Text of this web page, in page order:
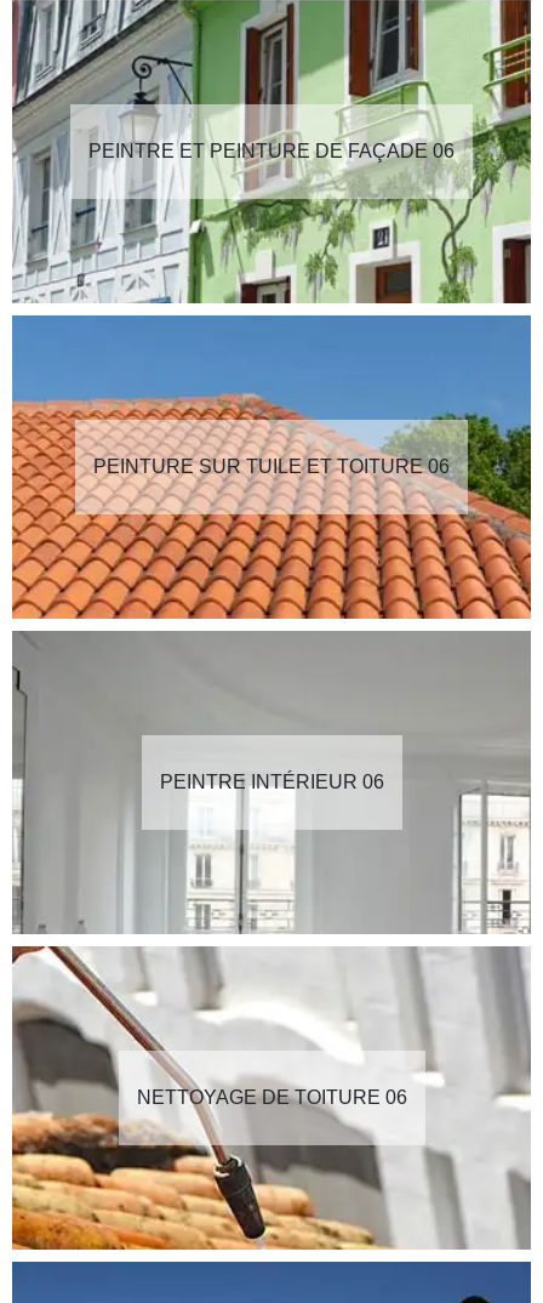
PEINTRE ET PEINTURE DE FAÇADE 06
PEINTURE SUR TUILE ET TOITURE 06
PEINTRE INTÉRIEUR 06
NETTOYAGE DE TOITURE 06